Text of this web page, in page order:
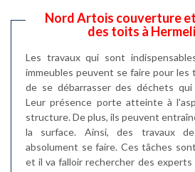
Nord Artois couverture
des toits à
Les travaux qui sont
immeubles peuvent se faire pour
de se débarrasser des déchets
Leur présence porte atteinte à
structure. De plus, ils peuvent
la surface. Ainsi, des travaux
absolument se faire. Ces tâches
et il va falloir rechercher des experts